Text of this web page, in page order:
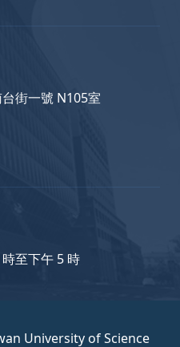
街一號 N105室
至下午 5 時
University of Science